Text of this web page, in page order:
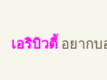
เอริบิวตี้ อยากบ